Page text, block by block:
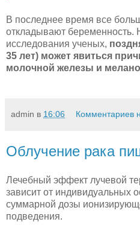
В последнее время все
откладывают беременность.
исследования ученых,
35 лет) может явиться
молочной железы и
admin в 16:06 Комментариев
Облучение рака
Лечебный эффект лучевой
зависит от индивидуальных
суммарной дозы
подведения.